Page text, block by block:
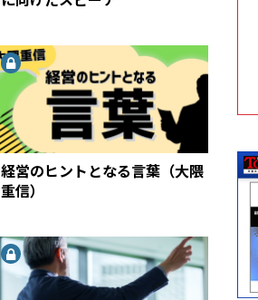
経営のヒントとなる言葉（大隈
重信）